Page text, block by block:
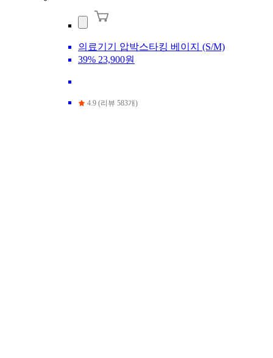
의료기기 압박스타킹 베이지 (S/M)
39% 23,900원
4.9 (리뷰 583개)